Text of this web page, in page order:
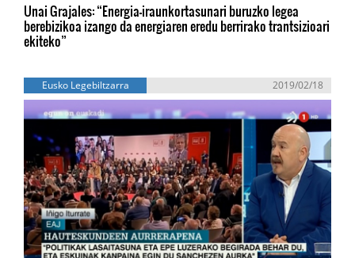
Unai Grajales: “Energia-iraunkortasunari buruzko legea
berebizikoa izango da energiaren eredu berrirako trantsizioari
ekiteko”
Eusko Legebiltzarra 2019/02/18